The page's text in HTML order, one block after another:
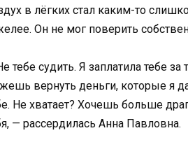
в лёгких стал каким-то
Он не мог поверить
тебе судить. Я заплатила тебе за
вернуть деньги, которые я
Не хватает? Хочешь больше
— рассердилась Анна Павловна.